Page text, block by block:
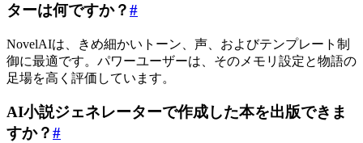
ターは何ですか？#
NovelAIは、きめ細かいトーン、声、およびテンプレート制
御に最適です。パワーユーザーは、そのメモリ設定と物語の
足場を高く評価しています。
AI小説ジェネレーターで作成した本を出版できま
すか？#